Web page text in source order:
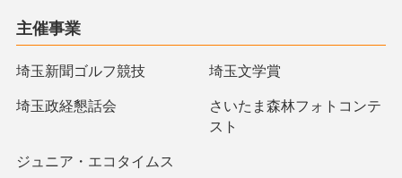
主催事業
埼玉新聞ゴルフ競技 埼玉文学賞
埼玉政経懇話会
さいたま森林フォトコンテ
スト
ジュニア・エコタイムス